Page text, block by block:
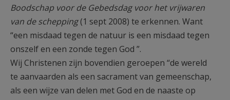
Boodschap voor de Gebedsdag voor het vrijwaren
van de schepping(1 sept 2008) te erkennen. Want
“een misdaad tegen de natuur is een misdaad tegen
onszelf en een zonde tegen God ”.
Wij Christenen zijn bovendien geroepen “de wereld
te aanvaarden als een sacrament van gemeenschap,
als een wijze van delen met God en de naaste op